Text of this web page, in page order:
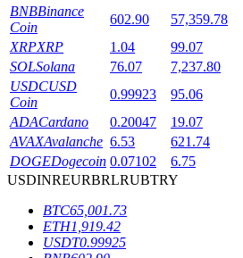
เงินกู้
บริการยืมเงินที่ได้รับการสนับสนุน
BNBBinance
Coin
602.90 57,359.78
XRPXRP 1.04 99.07
SOLSolana 76.07 7,237.80
USDCUSD
Coin
0.99923 95.06
ADACardano 0.20047 19.07
AVAXAvalanche 6.53 621.74
DOGEDogecoin 0.07102 6.75
USDINREURBRLRUBTRY
BTC65,001.73
ETH1,919.42
USDT0.99925